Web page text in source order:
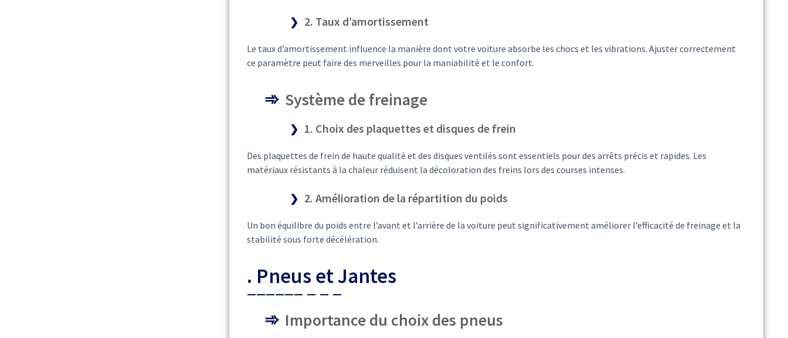
2. Taux d’amortissement
Le taux d’amortissement influence la manière dont votre voiture absorbe les chocs et les vibrations. Ajuster correctement
ce paramètre peut faire des merveilles pour la maniabilité et le confort.
Système de freinage
1. Choix des plaquettes et disques de frein
Des plaquettes de frein de haute qualité et des disques ventilés sont essentiels pour des arrêts précis et rapides. Les
matériaux résistants à la chaleur réduisent la décoloration des freins lors des courses intenses.
2. Amélioration de la répartition du poids
Un bon équilibre du poids entre l’avant et l’arrière de la voiture peut significativement améliorer l’efficacité de freinage et la
stabilité sous forte décélération.
. Pneus et Jantes
Importance du choix des pneus